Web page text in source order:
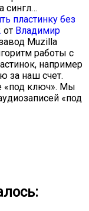
сингл…
пластинку без
от Владимир
Muzilla
работы с
например
за наш счет.
«под ключ». Мы
«под